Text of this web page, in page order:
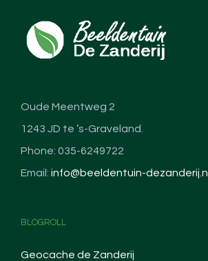
Oude Meentweg 2
1243 JD te ’s-Graveland.
Phone: 035-6249722
Email: info@beeldentuin-dezanderij.nl
BLOGROLL
Geocache de Zanderij